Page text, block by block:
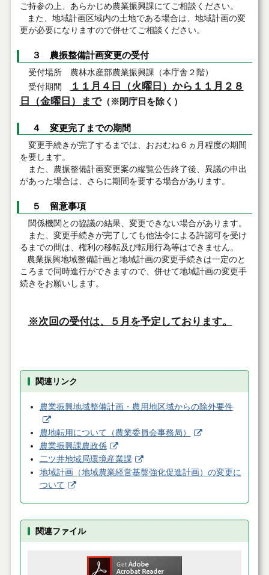
ご持参の上、あらかじめ農業振興課にてご相談ください。
また、地域計画区域内の土地である場合は、地域計画の変
更が必要になりますので併せてご相談ください。
３ 農振整備計画変更の受付
受付場所 農林水産部農業振興課（本庁舎２階）
受付期間
１１月４日（火曜日）から１１月２８
日（金曜日）まで（※閉庁日を除く）
４ 変更完了までの期間
変更手続きが完了するまでは、おおむね６ヵ月程度の期間
を要します。
また、農振整備計画変更案の縦覧公告終了後、異議の申出
があった場合は、さらに期間を要する場合があります。
５ 留意事項
関係機関との協議の結果、変更できない場合があります。
また、変更手続きが完了しても他法令による許認可を受け
るまでの間は、権利の移転及び転用行為等はできません。
農業振興地域整備計画と地域計画の変更手続きは一定のと
ころまで同時進行ができますので、併せて地域計画の変更手
続きをお願いします。
※次回の受付は、５月を予定しております。
関連リンク
農業振興地域整備計画・農用地区域からの除外要件
農地転用について（農業委員会事務局）
農業振興課農政係
二ツ井地域局環境産業課
地域計画（地域農業経営基盤強化促進計画）の変更に
ついて
関連ファイル